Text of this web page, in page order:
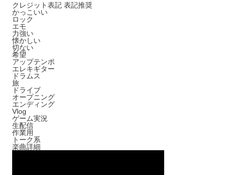
クレジット表記 表記推奨
かっこいい
ロック
エモ
力強い
懐かしい
切ない
希望
アップテンポ
エレキギター
ドラムス
旅
ドライブ
オープニング
エンディング
Vlog
ゲーム実況
生配信
作業用
トーク系
楽曲詳細